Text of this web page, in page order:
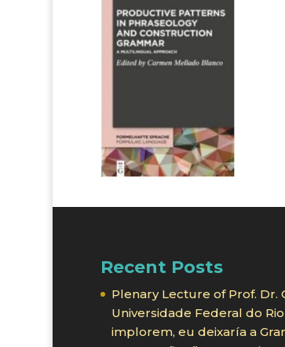
Recent Posts
Plenary Lecture of Prof.
Universidade Federal do
implorem, eu deixaría a